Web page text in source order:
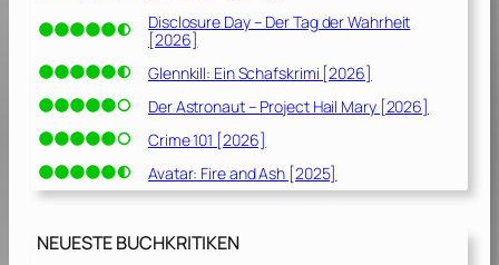
Disclosure Day – Der Tag der Wahrheit
[2026]
Glennkill: Ein Schafskrimi [2026]
Der Astronaut – Project Hail Mary [2026]
Crime 101 [2026]
Avatar: Fire and Ash [2025]
NEUESTE BUCHKRITIKEN